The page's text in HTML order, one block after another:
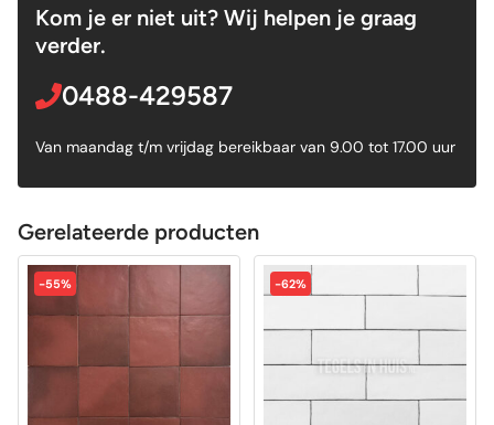
Kom je er niet uit? Wij helpen je graag
verder.
0488-429587
Van maandag t/m vrijdag bereikbaar van 9.00 tot 17.00 uur
Gerelateerde producten
-55% -62%